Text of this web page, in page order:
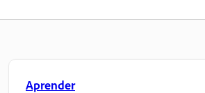
Aprender